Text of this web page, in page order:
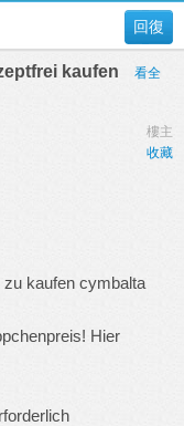
回復
kaufen
看全
樓主
收藏
kaufen cymbalta
Hier